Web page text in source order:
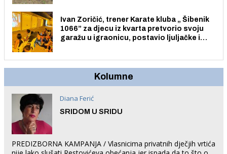
Ivan Zoričić, trener Karate kluba „ Šibenik
1066” za djecu iz kvarta pretvorio svoju
garažu u igraonicu, postavio ljuljačke i
Kolumne
Diana Ferić
SRIDOM U SRIDU
PREDIZBORNA KAMPANJA / Vlasnicima privatnih dječjih vrtića